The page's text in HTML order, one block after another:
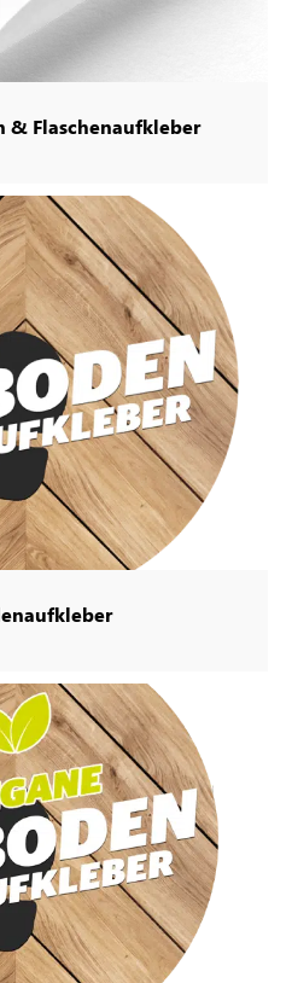
& Flaschenaufkleber